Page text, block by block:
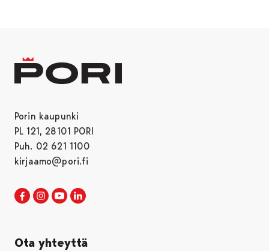
Porin kaupunki
PL 121, 28101 PORI
Puh. 02 621 1100
kirjaamo@pori.fi
Porin kaupunki Facebookissa
Avautuu uudessa välilehdessä
Porin kaupunki Instagramissa
Avautuu uudessa välilehdessä
Porin kaupunki Youtubessa
Avautuu uudessa välilehdessä
Ota yhteyttä